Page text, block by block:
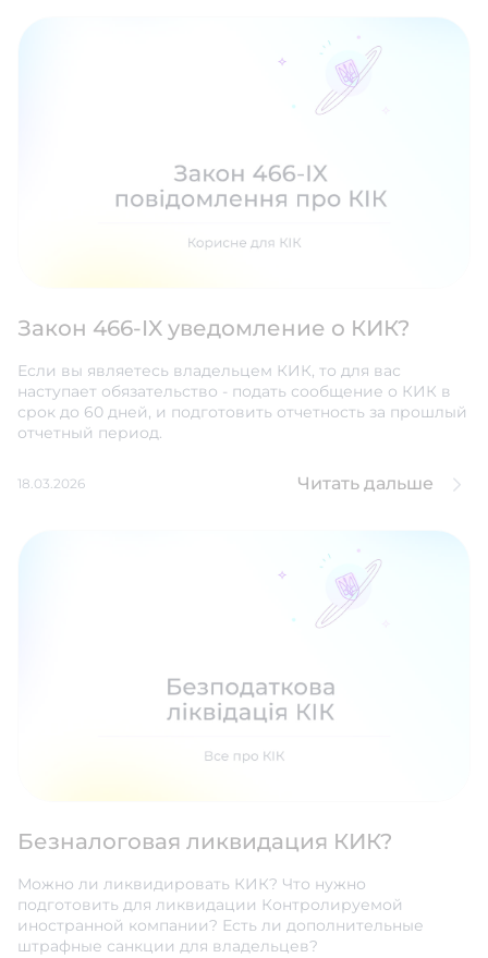
Закон 466-IX уведомление о КИК?
Если вы являетесь владельцем КИК, то для вас
наступает обязательство - подать сообщение о КИК в
срок до 60 дней, и подготовить отчетность за прошлый
отчетный период.
18.03.2026 Читать дальше
Безналоговая ликвидация КИК?
Можно ли ликвидировать КИК? Что нужно
подготовить для ликвидации Контролируемой
иностранной компании? Есть ли дополнительные
штрафные санкции для владельцев?